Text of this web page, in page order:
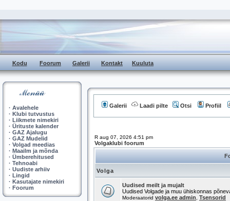
Kodu Foorum Galerii Kontakt Kuuluta
· Avalehele
· Klubi tutvustus
· Liikmete nimekiri
· Ürituste kalender
· GAZ Ajalugu
· GAZ Mudelid
· Volgad meedias
· Maailm ja mõnda
· Ümberehitused
· Tehnoabi
· Uudiste arhiiv
· Lingid
· Kasutajate nimekiri
· Foorum
Galerii Laadi pilte Otsi Profiil
R aug 07, 2026 4:51 pm
Volgaklubi foorum
Volga
Uudised meilt ja mujalt
Uudised Volgade ja muu ühiskonnas
Moderaatorid volga.ee admin Tsensorid